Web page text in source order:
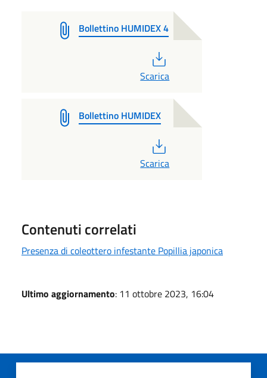
Bollettino HUMIDEX 4
Scarica
Bollettino HUMIDEX
Scarica
Contenuti correlati
Presenza di coleottero infestante Popillia japonica
Ultimo aggiornamento: 11 ottobre 2023, 16:04